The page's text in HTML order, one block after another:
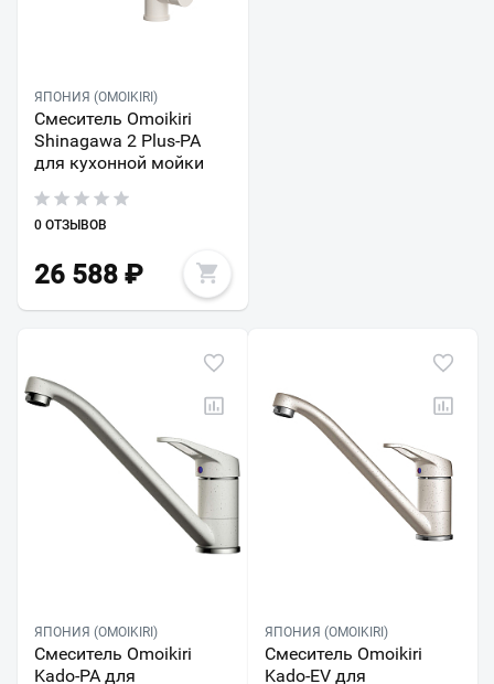
ЯПОНИЯ (OMOIKIRI)
Смеситель Omoikiri
Shinagawa 2 Plus-PA
для кухонной мойки
0 ОТЗЫВОВ
26 588 ₽
ЯПОНИЯ (OMOIKIRI)
Смеситель Omoikiri
Kado-PA для
ЯПОНИЯ (OMOIKIRI)
Смеситель Omoikiri
Kado-EV для